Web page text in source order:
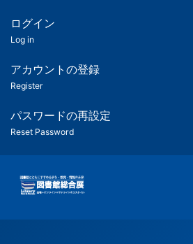
ツ
匿
名
ユ
ー
ー
用
メ
ログイン
Log in
アカウントの登録
Register
パスワードの再設定
Reset Password